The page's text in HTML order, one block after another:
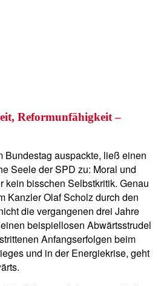
Reformunfähigkeit –
Bundestag auspackte, ließ einen
Seele der SPD zu: Moral und
kein bisschen Selbstkritik. Genau
Kanzler Olaf Scholz durch den
die vergangenen drei Jahre
beispiellosen Abwärtsstrudel
Anfangserfolgen beim
und in der Energiekrise, geht